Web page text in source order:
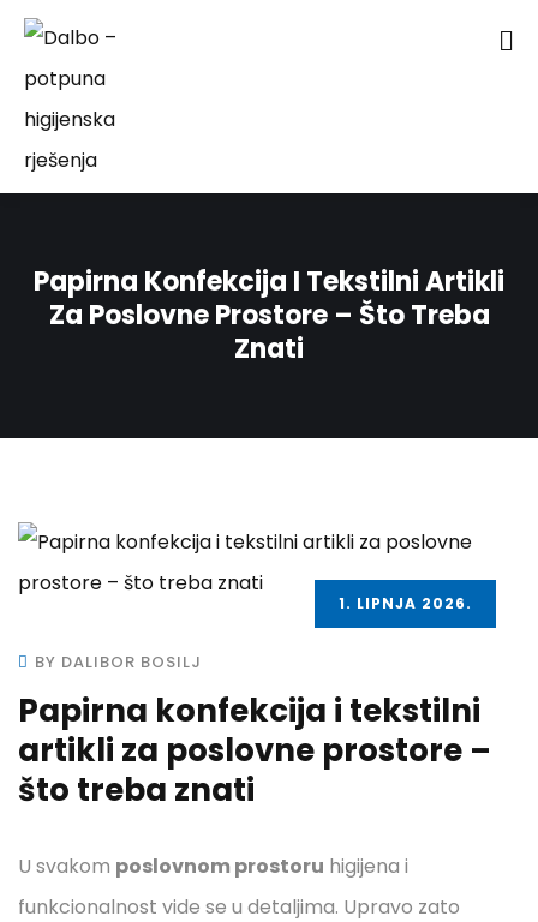
Papirna Konfekcija I Tekstilni Artikli
Za Poslovne Prostore – Što Treba
Znati
1. LIPNJA 2026.
BY DALIBOR BOSILJ
Papirna konfekcija i tekstilni
artikli za poslovne prostore –
što treba znati
U svakom poslovnom prostoru higijena i
funkcionalnost vide se u detaljima. Upravo zato